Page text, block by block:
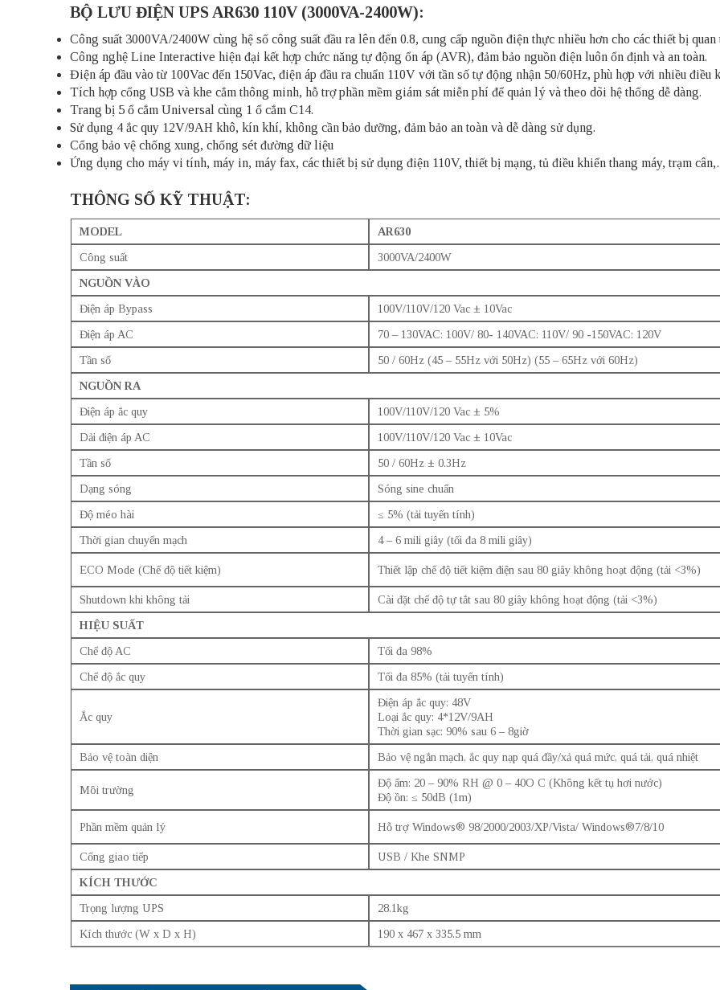
BỘ LƯU ĐIỆN UPS AR630 110V (3000VA-2400W):
Công suất 3000VA/2400W cùng hệ số công suất đầu ra lên đến 0.8, cung cấp nguồn điện thực nhiều hơn cho các thiết bị quan
Công nghệ Line Interactive hiện đại kết hợp chức năng tự động ổn áp (AVR), đảm bảo nguồn điện luôn ổn định và an toàn.
Điện áp đầu vào từ 100Vac đến 150Vac, điện áp đầu ra chuẩn 110V với tần số tự động nhận 50/60Hz, phù hợp với nhiều điều
Tích hợp cổng USB và khe cắm thông minh, hỗ trợ phần mềm giám sát miễn phí để quản lý và theo dõi hệ thống dễ dàng.
Trang bị 5 ổ cắm Universal cùng 1 ổ cắm C14.
Sử dụng 4 ắc quy 12V/9AH khô, kín khí, không cần bảo dưỡng, đảm bảo an toàn và dễ dàng sử dụng.
Cổng bảo vệ chống xung, chống sét đường dữ liệu
Ứng dụng cho máy vi tính, máy in, máy fax, các thiết bị sử dụng điện 110V, thiết bị mạng, tủ điều khiển thang máy, trạm
THÔNG SỐ KỸ THUẬT:
MODEL
AR630
Công suất
3000VA/2400W
NGUỒN VÀO
Điện áp Bypass
100V/110V/120 Vac ± 10Vac
Điện áp AC
70 – 130VAC: 100V/ 80- 140VAC: 110V/ 90 -150VAC: 120V
Tần số
50 / 60Hz (45 – 55Hz với 50Hz) (55 – 65Hz với 60Hz)
NGUỒN RA
Điện áp ắc quy
100V/110V/120 Vac ± 5%
Dải điện áp AC
100V/110V/120 Vac ± 10Vac
Tần số
50 / 60Hz ± 0.3Hz
Dạng sóng
Sóng sine chuẩn
Độ méo hài
≤ 5% (tải tuyến tính)
Thời gian chuyển mạch
4 – 6 mili giây (tối đa 8 mili giây)
ECO Mode (Chế độ tiết kiệm) Thiết lập chế độ tiết kiệm điện sau 80 giây không hoạt động (tải <3%)
Shutdown khi không tải
Cài đặt chế độ tự tắt sau 80 giây không hoạt động (tải <3%)
HIỆU SUẤT
Chế độ AC
Tối đa 98%
Chế độ ắc quy
Tối đa 85% (tải tuyến tính)
Ắc quy
Điện áp ắc quy: 48V
Loại ắc quy: 4*12V/9AH
Thời gian sạc: 90% sau 6 – 8giờ
Bảo vệ toàn diện
Bảo vệ ngắn mạch, ắc quy nạp quá đầy/xả quá mức, quá tải, quá nhiệt
Môi trường
Độ ẩm: 20 – 90% RH @ 0 – 40O C (Không kết tụ hơi nước)
Độ ồn: ≤ 50dB (1m)
Phần mềm quản lý Hỗ trợ Windows® 98/2000/2003/XP/Vista/ Windows®7/8/10
Cổng giao tiếp
USB / Khe SNMP
KÍCH THƯỚC
Trọng lượng UPS
28.1kg
Kích thước (W x D x H)
190 x 467 x 335.5 mm